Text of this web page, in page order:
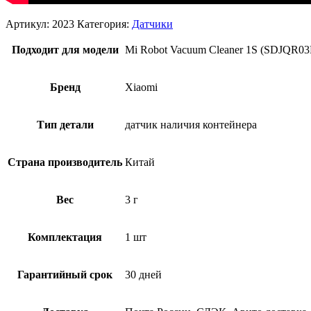
Артикул: 2023 Категория: Датчики
Подходит для модели Mi Robot Vacuum Cleaner 1S
Бренд Xiaomi
Тип детали датчик наличия контейнера
Страна производитель Китай
Вес 3 г
Комплектация 1 шт
Гарантийный срок 30 дней